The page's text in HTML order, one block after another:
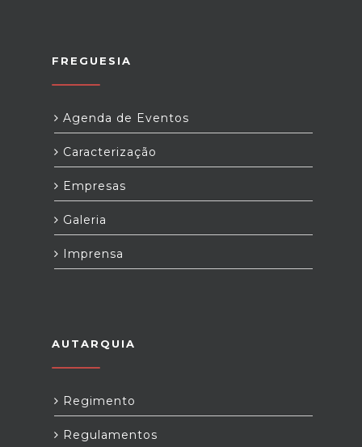
FREGUESIA
Agenda de Eventos
Caracterização
Empresas
Galeria
Imprensa
AUTARQUIA
Regimento
Regulamentos